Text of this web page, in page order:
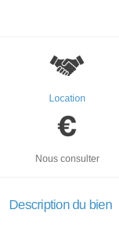
Location
Nous consulter
Description du bien